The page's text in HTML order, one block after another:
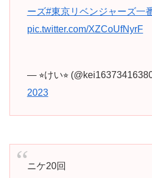
ーズ#東京リベンジャーズ一
pic.twitter.com/XZCoUfNyrF
— ⭐︎けい⭐︎
2023
ニケ20回